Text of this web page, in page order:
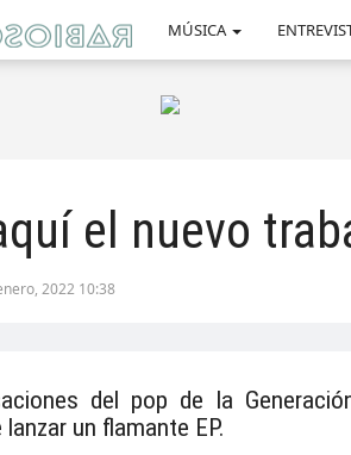
MÚSICA
el nuevo
2022 10:38
del pop de la
un flamante EP.